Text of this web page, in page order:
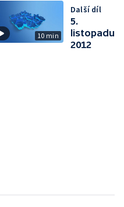
10 min
Další díl
5.
listopadu
2012